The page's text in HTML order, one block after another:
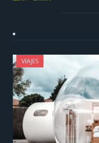
VIAJES